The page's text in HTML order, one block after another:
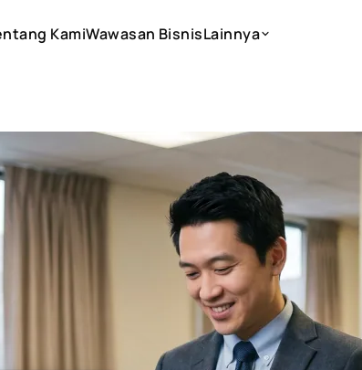
KamiWawasan BisnisLainnya